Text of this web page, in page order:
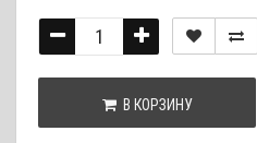
В КОРЗИНУ